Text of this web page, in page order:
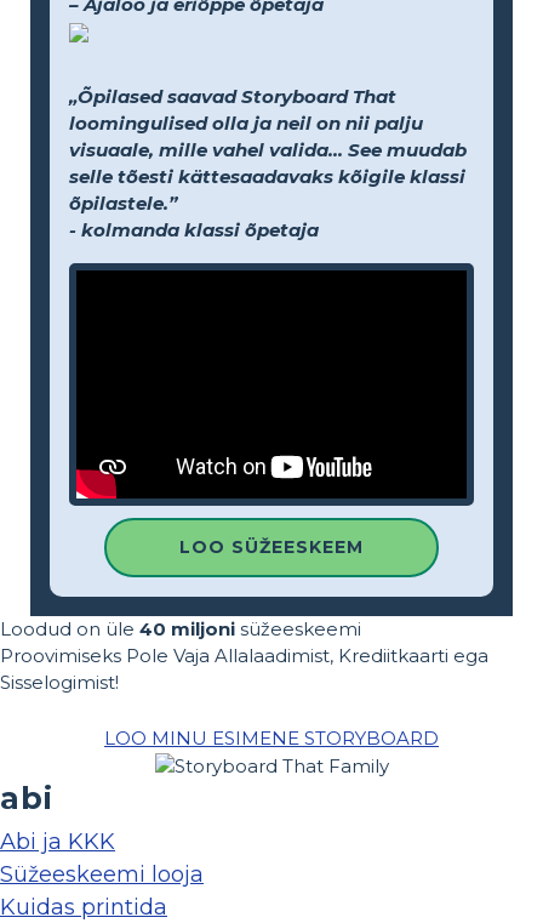
– Ajaloo ja eriõppe õpetaja
„Õpilased saavad Storyboard That
loomingulised olla ja neil on nii palju
visuaale, mille vahel valida... See muudab
selle tõesti kättesaadavaks kõigile klassi
õpilastele.”
- kolmanda klassi õpetaja
LOO SÜŽEESKEEM
Loodud on üle 40 miljoni süžeeskeemi
Proovimiseks Pole Vaja Allalaadimist, Krediitkaarti ega
Sisselogimist!
LOO MINU ESIMENE STORYBOARD
abi
Abi ja KKK
Süžeeskeemi looja
Kuidas printida